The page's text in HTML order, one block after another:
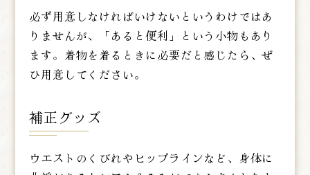
必ず用意しなければいけないというわけではあ
りませんが、「あると便利」という小物もあり
ます。着物を着るときに必要だと感じたら、ぜ
ひ用意してください。
補正グッズ
ウエストのくびれやヒップラインなど、身体に